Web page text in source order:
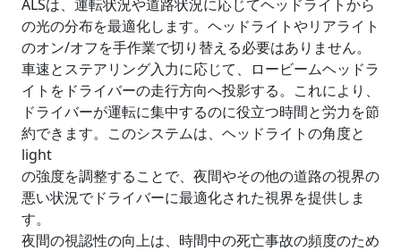
ALSは、運転状況や道路状況に応じてヘッドライトから
の光の分布を最適化します。ヘッドライトやリアライト
のオン/オフを手作業で切り替える必要はありません。
車速とステアリング入力に応じて、ロービームヘッドラ
イトをドライバーの走行方向へ投影する。これにより、
ドライバーが運転に集中するのに役立つ時間と労力を節
約できます。このシステムは、ヘッドライトの角度と
light
の強度を調整することで、夜間やその他の道路の視界の
悪い状況でドライバーに最適化された視界を提供しま
す。
夜間の視認性の向上は、時間中の死亡事故の頻度のため